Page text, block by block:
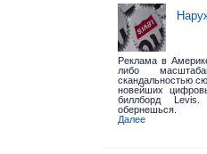
Реклама в
либо
скандальностью
новейших
биллборд
обернешься.
Далее